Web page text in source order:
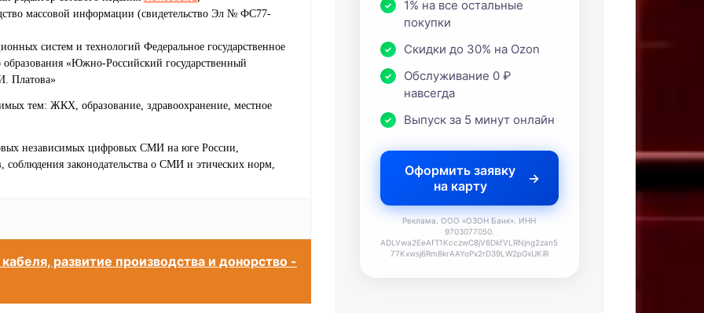
массовой информации (свидетельство Эл № ФС77-
систем и технологий Федеральное государственное
«Южно-Российский государственный
Платова»
тем: ЖКХ, образование, здравоохранение, местное
независимых цифровых СМИ на юге России,
законодательства о СМИ и этических норм,
развитие производства и донорство -
1% на все остальные
покупки
Скидки до 30% на Ozon
Обслуживание 0 ₽
навсегда
Выпуск за 5 минут онлайн
Оформить заявку
на карту
Реклама. ООО «ОЗОН Банк». ИНН
9703077050.
ADLVwa2EeAfT1KcczwC8jV6DkfVLRNjng2zan5
77Kxwsj6Rm8krAAYoPx2rD39LW2pGxUKiR